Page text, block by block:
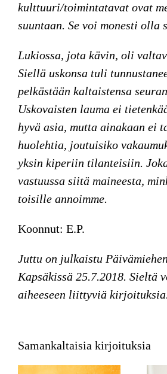
kulttuuri/toimintatavat ovat
suuntaan. Se voi monesti olla
Lukiossa, jota kävin, oli
Siellä uskonsa tuli
pelkästään kaltaistensa
Uskovaisten lauma ei
hyvä asia, mutta ainakaan ei
huolehtia, joutuisiko
yksin kiperiin tilanteisiin.
vastuussa siitä maineesta,
toisille annoimme.
Koonnut: E.P.
Juttu on julkaistu
Kapsäkissä 25.7.2018. Sieltä
aiheeseen liittyviä kirjoituksia.
Samankaltaisia kirjoituksia